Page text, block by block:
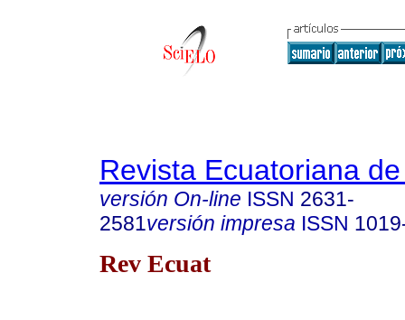
Revista Ecuatoriana
versión On-line ISSN 2631-
2581versión impresa ISSN
Rev Ecuat